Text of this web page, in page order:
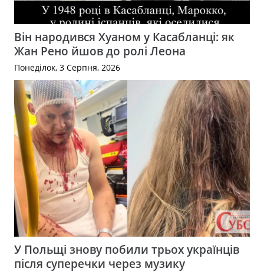
Він народився Хуаном у Касабланці: як
Жан Рено йшов до ролі Леона
Понеділок, 3 Серпня, 2026
У Польщі знову побили трьох українців
після суперечки через музику